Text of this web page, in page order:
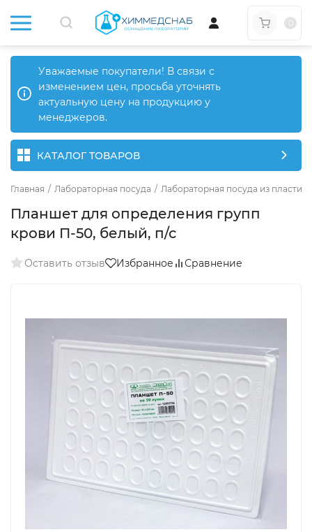
Уважаемые покупатели! В связи с
изменением цен, просьба уточнять
актуальную цену на продукцию у
менеджеров.
КАТАЛОГ ТОВАРОВ
Главная / Лабораторная посуда / Лабораторная посуда из пластика
Планшет для определения групп
крови П-50, белый, п/с
Оставить отзыв Избранное Сравнение